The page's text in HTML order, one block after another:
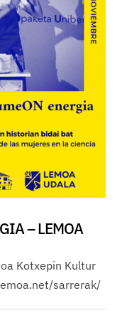
– LEMOA
Kotxepin Kultur
sarrerak/